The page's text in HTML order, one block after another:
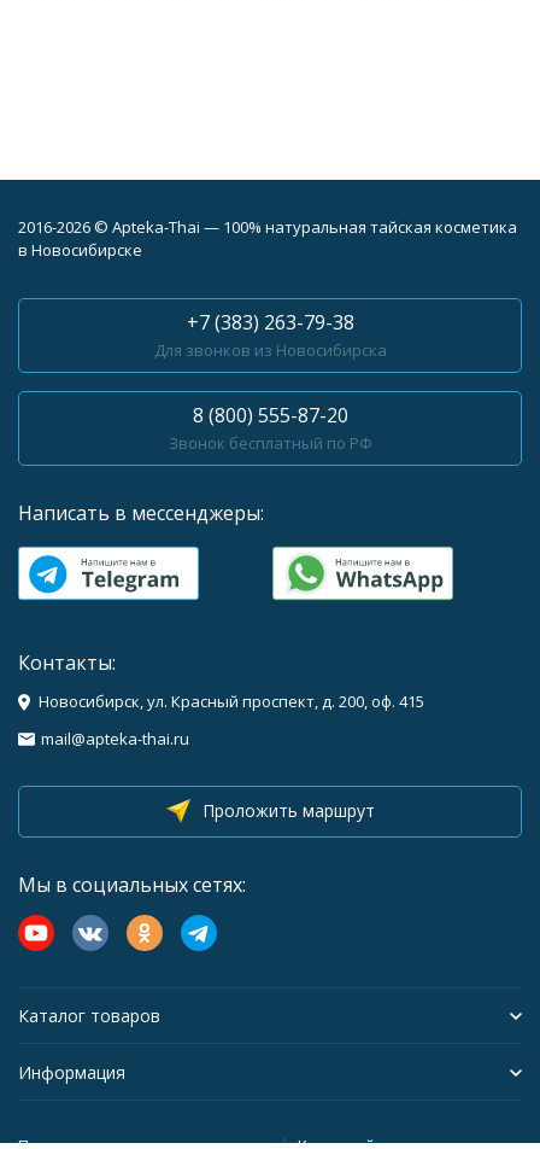
2016-2026 © Apteka-Thai — 100% натуральная тайская косметика
в Новосибирске
+7 (383) 263-79-38
Для звонков из Новосибирска
8 (800) 555-87-20
Звонок бесплатный по РФ
Написать в мессенджеры:
Контакты:
Новосибирск, ул. Красный проспект, д. 200, оф. 415
mail@apteka-thai.ru
Проложить маршрут
Мы в социальных сетях:
Каталог товаров
Информация